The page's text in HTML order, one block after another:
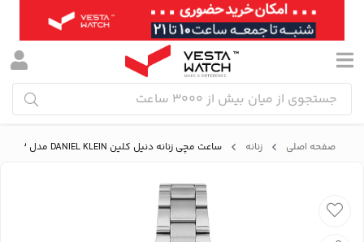
صفحه اصلی زنانه ساعت مچی زنانه دنیل کلین DANIEL KLEIN مدل DK.1.13940-2